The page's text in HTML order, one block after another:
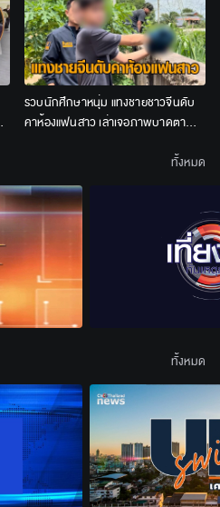
รวบนักศึกษาหนุ่ม แทงชายชาวจีนดับ
คาห้องแฟนสาว เล่าเจอภาพบาดตา
ทั้งหมด
ทั้งหมด